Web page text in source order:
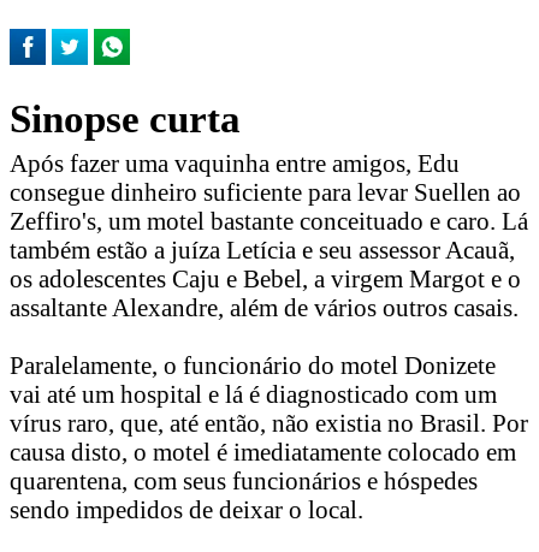
Sinopse curta
Após fazer uma vaquinha entre amigos, Edu
consegue dinheiro suficiente para levar Suellen ao
Zeffiro's, um motel bastante conceituado e caro. Lá
também estão a juíza Letícia e seu assessor Acauã,
os adolescentes Caju e Bebel, a virgem Margot e o
assaltante Alexandre, além de vários outros casais.
Paralelamente, o funcionário do motel Donizete
vai até um hospital e lá é diagnosticado com um
vírus raro, que, até então, não existia no Brasil. Por
causa disto, o motel é imediatamente colocado em
quarentena, com seus funcionários e hóspedes
sendo impedidos de deixar o local.